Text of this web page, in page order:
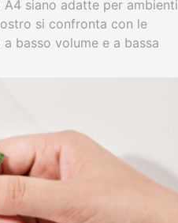
siano adatte per ambienti
si confronta con le
basso volume e a bassa